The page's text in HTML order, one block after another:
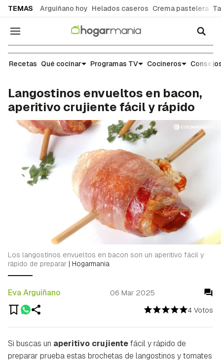
TEMAS Arguiñano hoy Helados caseros Crema pastelera
Navegación
Recetas
Recetas Qué cocinar Programas TV Cocineros
Langostinos envueltos en bacon,
aperitivo crujiente fácil y rápido
4 Votos
Eva Arguiñano 06 Mar 2025
Los langostinos envueltos en bacon son un aperitivo fácil y
rápido de preparar | Hogarmania
Si buscas un aperitivo crujientefácil y rápido de
preparar prueba estas brochetas de langostinos y tomates